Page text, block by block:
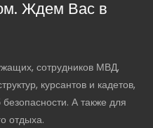
Ждем Вас в
сотрудников МВД,
курсантов и кадетов,
А также для
отдыха.